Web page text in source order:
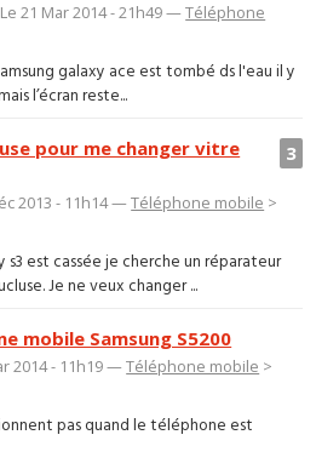
21 Mar 2014 - 21h49 —Téléphone
galaxy ace est tombé ds l'eau il y
l’écran reste...
3
pour me changer vitre
2013 - 11h14 —Téléphone mobile >
est cassée je cherche un réparateur
Je ne veux changer ...
mobile Samsung S5200
2014 - 11h19 —Téléphone mobile >
pas quand le téléphone est